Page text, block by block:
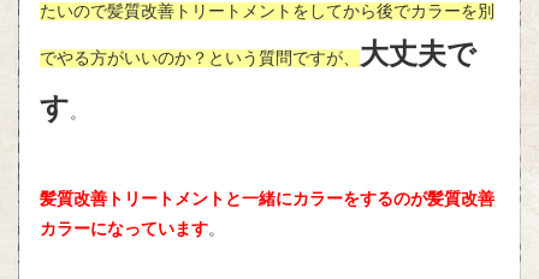
たいので髪質改善トリートメントをしてから後でカラーを別
でやる方がいいのか？という質問ですが、 大丈夫で
す 。
髪質改善トリートメントと一緒にカラーをするのが髪質改善
カラーになっています。